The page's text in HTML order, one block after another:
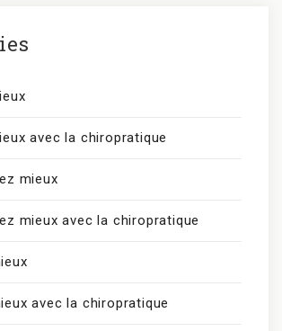
avec la chiropratique
mieux
mieux avec la chiropratique
avec la chiropratique